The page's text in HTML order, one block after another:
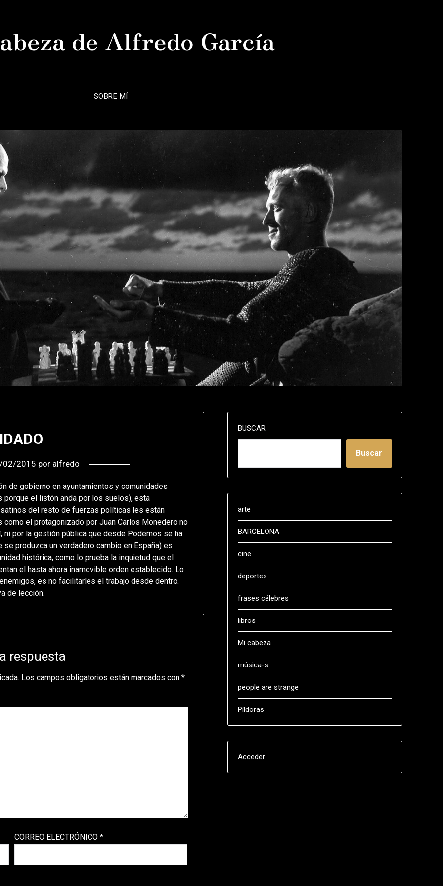
de Alfredo García
SOBRE MÍ
02/2015 por alfredo
de gobierno en ayuntamientos y comunidades
porque el listón anda por los suelos), esta
del resto de fuerzas políticas les están
el protagonizado por Juan Carlos Monedero no
por la gestión pública que desde Podemos se ha
produzca un verdadero cambio en España) es
histórica, como lo prueba la inquietud que el
el hasta ahora inamovible orden establecido. Lo
es no facilitarles el trabajo desde dentro.
de lección.
respuesta
Los campos obligatorios están marcados con*
CORREO ELECTRÓNICO *
BUSCAR
Buscar
arte
BARCELONA
cine
deportes
frases célebres
libros
Mi cabeza
música-s
people are strange
Píldoras
Acceder